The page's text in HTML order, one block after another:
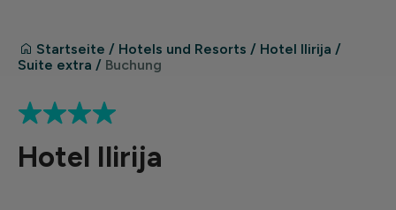
Startseite / Hotels und Resorts / Hotel Ilirija /
Suite extra / Buchung
Hotel Ilirija